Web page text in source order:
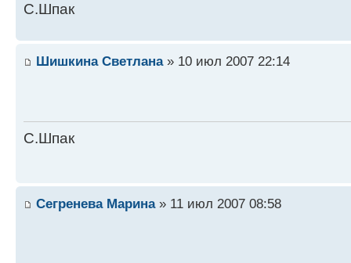
С.Шпак
Шишкина Светлана» 10 июл 2007 22:14
С.Шпак
Сегренева Марина» 11 июл 2007 08:58